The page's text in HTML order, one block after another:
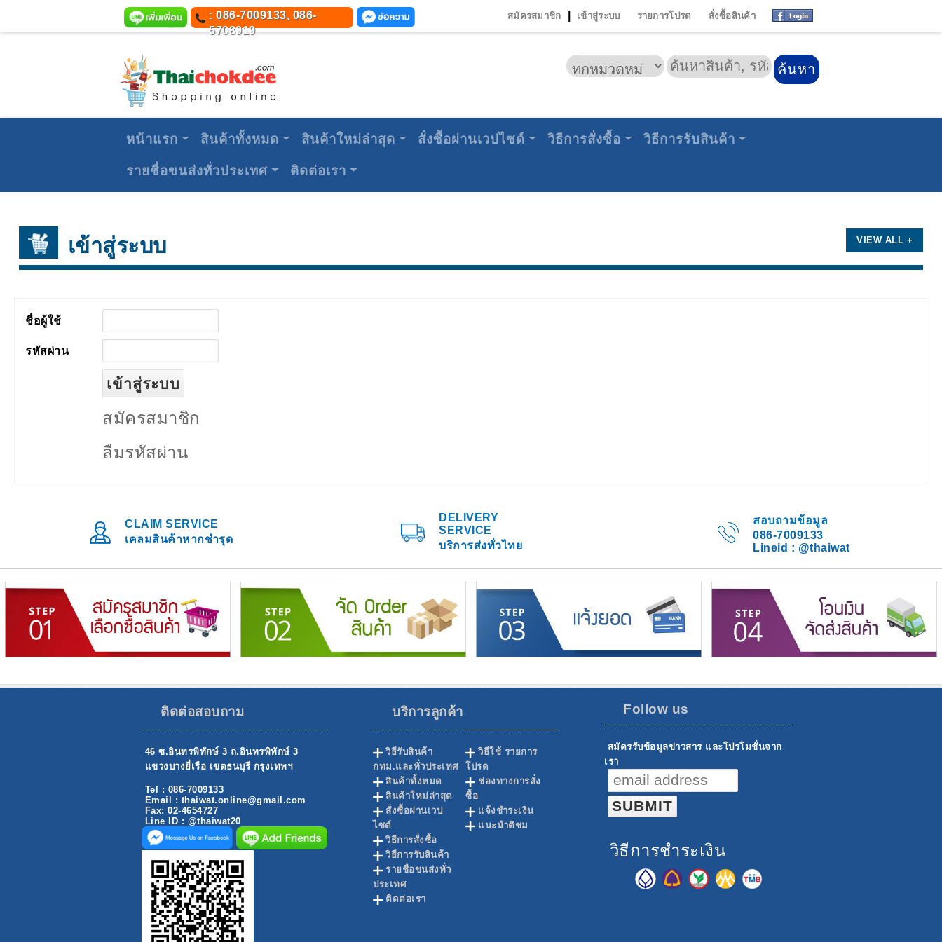
: 086-7009133, 086-
5708919
สมัครสมาชิก เข้าสู่ระบบ รายการโปรด สั่งซื้อสินค้า
หน้าแรก สินค้าทั้งหมด สินค้าใหม่ล่าสุด สั่งซื้อผ่านเวปไซด์ วิธีการสั่งซื้อ วิธีการรับสินค้า
รายชื่อขนส่งทั่วประเทศ ติดต่อเรา
เข้าสู่ระบบ VIEW ALL +
ชื่อผู้ใช้
รหัสผ่าน
สมัครสมาชิก
ลืมรหัสผ่าน
CLAIM SERVICE
เคลมสินค้าหากชำรุด
DELIVERY
SERVICE
บริการส่งทั่วไทย
สอบถามข้อมูล
086-7009133
Lineid : @thaiwat
ติดต่อสอบถาม
46 ซ.อินทรพิทักษ์ 3 ถ.อินทรพิทักษ์ 3
แขวงบางยี่เรือ เขตธนบุรี กรุงเทพฯ
Tel : 086-7009133
Email : thaiwat.online@gmail.com
Fax: 02-4654727
Line ID : @thaiwat20
บริการลูกค้า
วิธีรับสินค้า
กทม.และทั่วประเทศ
สินค้าทั้งหมด
สินค้าใหม่ล่าสุด
สั่งซื้อผ่านเวป
ไซด์
วิธีการสั่งซื้อ
วิธีการรับสินค้า
รายชื่อขนส่งทั่ว
ประเทศ
ติดต่อเรา
วิธีใช้ รายการ
โปรด
ช่องทางการสั่ง
ซื้อ
แจ้งชำระเงิน
แนะนำติชม
Follow us
สมัครรับข้อมูลข่าวสาร และโปรโมชั่นจาก
เรา
วิธีการชำระเงิน